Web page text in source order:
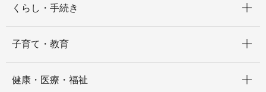
くらし・手続き
子育て・教育
健康・医療・福祉